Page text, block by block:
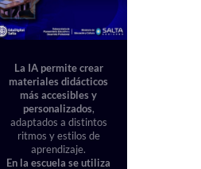
La IA permite crear
materiales didácticos
más accesibles y
personalizados,
adaptados a distintos
ritmos y estilos de
aprendizaje.
En la escuela se utiliza